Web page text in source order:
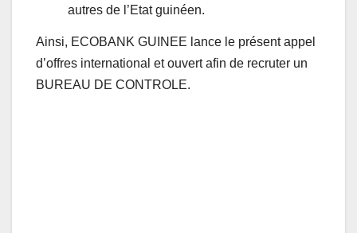
autres de l’Etat guinéen.
Ainsi, ECOBANK GUINEE lance le présent appel
d’offres international et ouvert afin de recruter un
BUREAU DE CONTROLE.